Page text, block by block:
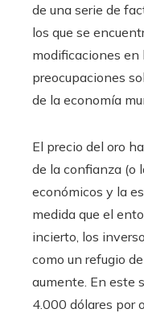
de una serie de
los que se
modificaciones en
preocupaciones
de la economía
El precio del oro
de la confianza (o
económicos y la
medida que el
incierto, los
como un refugio
aumente. En este
4.000 dólares por